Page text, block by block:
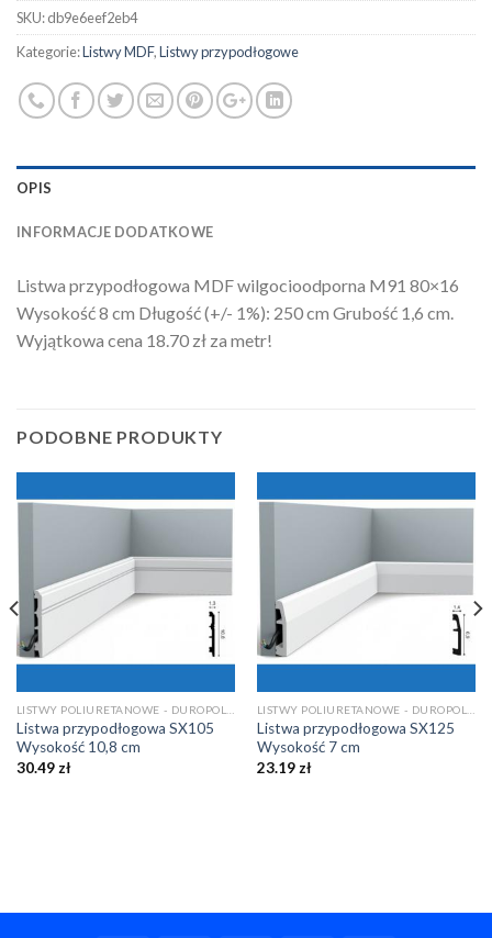
SKU:db9e6eef2eb4
Kategorie:Listwy MDF,Listwy przypodłogowe
OPIS
INFORMACJE DODATKOWE
Listwa przypodłogowa MDF wilgocioodporna M91 80×16
Wysokość 8 cm Długość (+/- 1%): 250 cm Grubość 1,6 cm.
Wyjątkowa cena 18.70 zł za metr!
PODOBNE PRODUKTY
LISTWY POLIURETANOWE - DUROPOLIMEROWE
Listwa przypodłogowa SX105
Wysokość 10,8 cm
30.49 zł
LISTWY POLIURETANOWE - DUROPOLIMEROWE
Listwa przypodłogowa SX125
Wysokość 7 cm
23.19 zł